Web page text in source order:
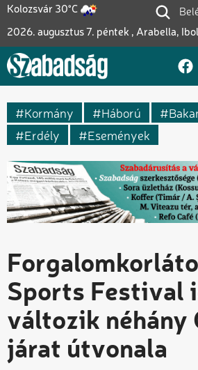
Ugrás
tartalomra
Kolozsvár 30°C
2026. augusztus 7. péntek , Arabella,
Kormány Háború
Erdély
Események
Sports Festival
változik néhány
járat útvonala